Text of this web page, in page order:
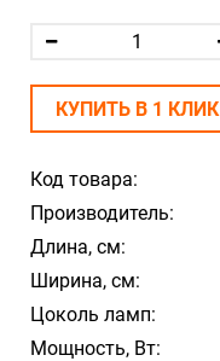
Код товара:
Производитель:
Длина, см:
Ширина, см:
Цоколь ламп:
Мощность, Вт:
КУПИТЬ В 1 КЛИК